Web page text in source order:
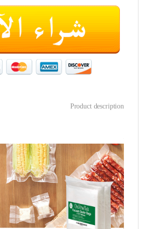
Product description